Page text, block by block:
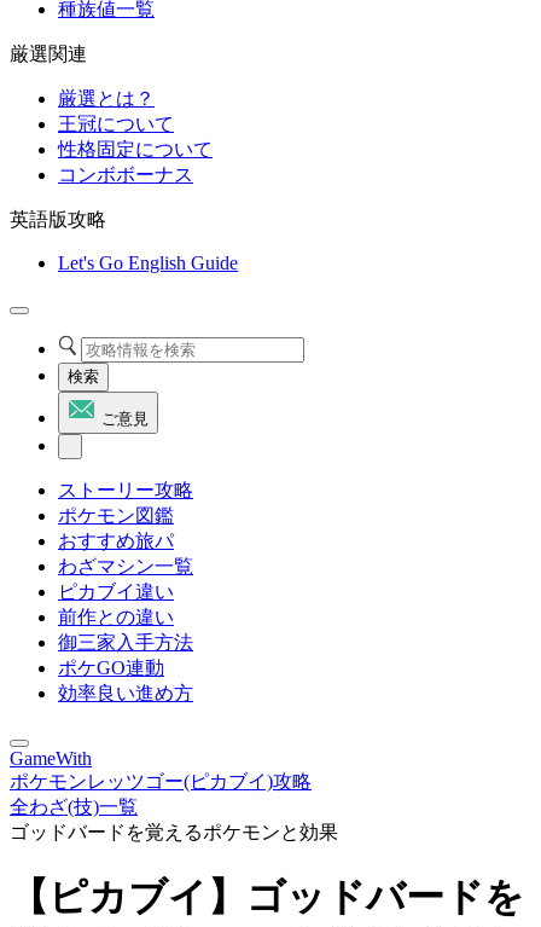
種族値一覧
厳選関連
厳選とは？
王冠について
性格固定について
コンボボーナス
英語版攻略
Let's Go English Guide
検索
ご意見
ストーリー攻略
ポケモン図鑑
おすすめ旅パ
わざマシン一覧
ピカブイ違い
前作との違い
御三家入手方法
ポケGO連動
効率良い進め方
GameWith
ポケモンレッツゴー(ピカブイ)攻略
全わざ(技)一覧
ゴッドバードを覚えるポケモンと効果
【ピカブイ】ゴッドバードを